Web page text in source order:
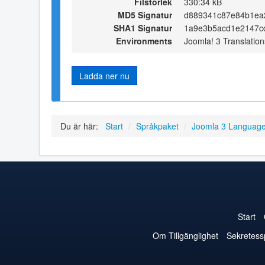
MD5 Signatur
SHA1 Signatur
Environments
Joomla! 3
Ladda ner nu
Du är här: Start / Språkpaket / Joomla 3
Start
Om Tillgänglighet